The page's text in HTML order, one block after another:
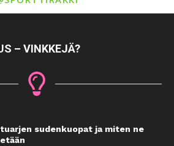
– VINKKEJÄ?
sudenkuopat ja miten ne